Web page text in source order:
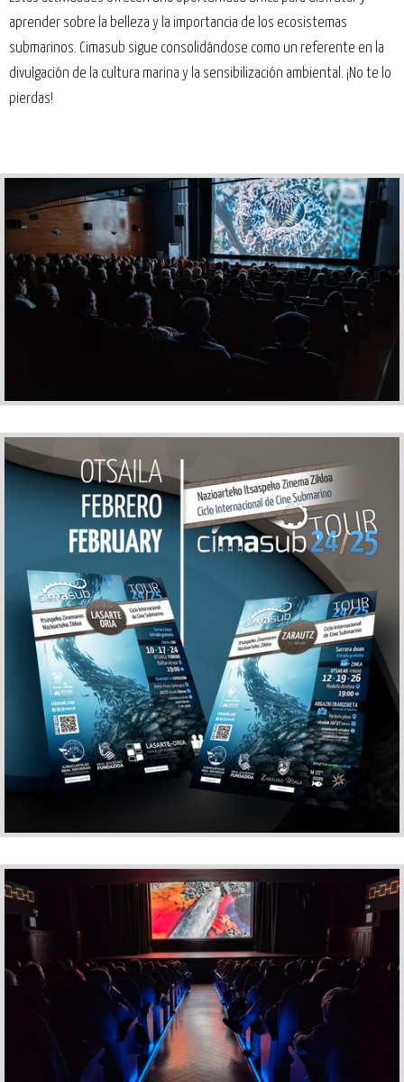
aprender sobre la belleza y la importancia de los ecosistemas
submarinos. Cimasub sigue consolidándose como un referente en la
divulgación de la cultura marina y la sensibilización ambiental. ¡No te lo
pierdas!